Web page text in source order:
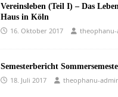
Vereinsleben (Teil I) – Das
Haus in Köln
16. Oktober 2017
theophanu-
Semesterbericht
18. Juli 2017
theophanu-